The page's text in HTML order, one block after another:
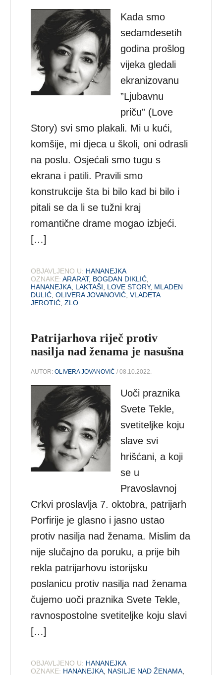
Kada smo
sedamdesetih
godina prošlog
vijeka gledali
ekranizovanu
”Ljubavnu
priču” (Love
Story) svi smo plakali. Mi u kući,
komšije, mi djeca u školi, oni odrasli
na poslu. Osjećali smo tugu s
ekrana i patili. Pravili smo
konstrukcije šta bi bilo kad bi bilo i
pitali se da li se tužni kraj
romantične drame mogao izbjeći.
[…]
OBJAVLJENO U: HANANEJKA
OZNAKE: ARARAT, BOGDAN DIKLIĆ
HANANEJKA LAKTAŠI LOVE STORY, MLADEN
DULIĆ ,OLIVERA JOVANOVIĆ ,VLADETA
JEROTIĆ ,ZLO
Patrijarhova riječ protiv
nasilja nad ženama je nasušna
AUTOR:OLIVERA JOVANOVIĆ / 08.10.2022.
Uoči praznika
Svete Tekle,
svetiteljke koju
slave svi
hrišćani, a koji
se u
Pravoslavnoj
Crkvi proslavlja 7. oktobra, patrijarh
Porfirije je glasno i jasno ustao
protiv nasilja nad ženama. Mislim da
nije slučajno da poruku, a prije bih
rekla patrijarhovu istorijsku
poslanicu protiv nasilja nad ženama
čujemo uoči praznika Svete Tekle,
ravnospostolne svetiteljke koju slavi
[…]
OBJAVLJENO U: HANANEJKA
OZNAKE: HANANEJKA NASILJE NAD ŽENAMA